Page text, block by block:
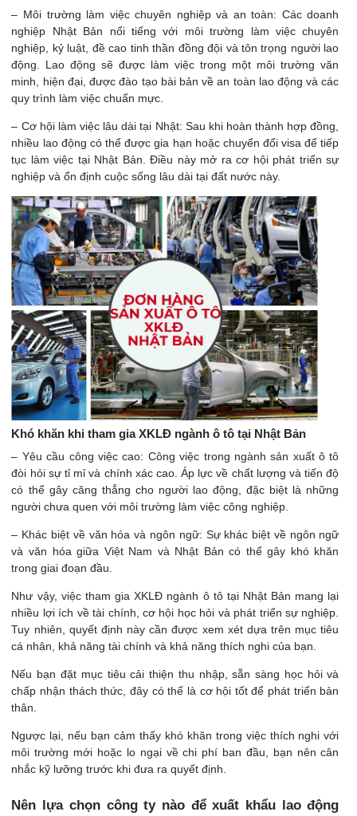
– Môi trường làm việc chuyên nghiệp và an toàn: Các doanh
nghiệp Nhật Bản nổi tiếng với môi trường làm việc chuyên
nghiệp, kỷ luật, đề cao tinh thần đồng đội và tôn trọng người lao
động. Lao động sẽ được làm việc trong một môi trường văn
minh, hiện đại, được đào tạo bài bản về an toàn lao động và các
quy trình làm việc chuẩn mực.
– Cơ hội làm việc lâu dài tại Nhật: Sau khi hoàn thành hợp đồng,
nhiều lao động có thể được gia hạn hoặc chuyển đổi visa để tiếp
tục làm việc tại Nhật Bản. Điều này mở ra cơ hội phát triển sự
nghiệp và ổn định cuộc sống lâu dài tại đất nước này.
Khó khăn khi tham gia XKLĐ ngành ô tô tại Nhật Bản
– Yêu cầu công việc cao: Công việc trong ngành sản xuất ô tô
đòi hỏi sự tỉ mỉ và chính xác cao. Áp lực về chất lượng và tiến độ
có thể gây căng thẳng cho người lao động, đặc biệt là những
người chưa quen với môi trường làm việc công nghiệp.
– Khác biệt về văn hóa và ngôn ngữ: Sự khác biệt về ngôn ngữ
và văn hóa giữa Việt Nam và Nhật Bản có thể gây khó khăn
trong giai đoạn đầu.
Như vậy, việc tham gia XKLĐ ngành ô tô tại Nhật Bản mang lại
nhiều lợi ích về tài chính, cơ hội học hỏi và phát triển sự nghiệp.
Tuy nhiên, quyết định này cần được xem xét dựa trên mục tiêu
cá nhân, khả năng tài chính và khả năng thích nghi của bạn.
Nếu bạn đặt mục tiêu cải thiện thu nhập, sẵn sàng học hỏi và
chấp nhận thách thức, đây có thể là cơ hội tốt để phát triển bản
thân.
Ngược lại, nếu bạn cảm thấy khó khăn trong việc thích nghi với
môi trường mới hoặc lo ngại về chi phí ban đầu, bạn nên cân
nhắc kỹ lưỡng trước khi đưa ra quyết định.
Nên lựa chọn công ty nào để xuất khẩu lao động